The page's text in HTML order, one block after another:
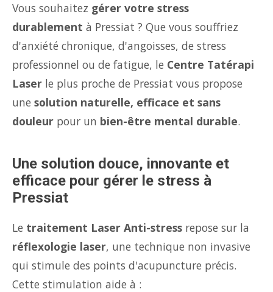
Vous souhaitez gérer votre stress
durablement à Pressiat ? Que vous souffriez
d'anxiété chronique, d'angoisses, de stress
professionnel ou de fatigue, le Centre Tatérapi
Laser le plus proche de Pressiat vous propose
une solution naturelle, efficace et sans
douleur pour un bien-être mental durable.
Une solution douce, innovante et
efficace pour gérer le stress à
Pressiat
Le traitement Laser Anti-stress repose sur la
réflexologie laser, une technique non invasive
qui stimule des points d'acupuncture précis.
Cette stimulation aide à :